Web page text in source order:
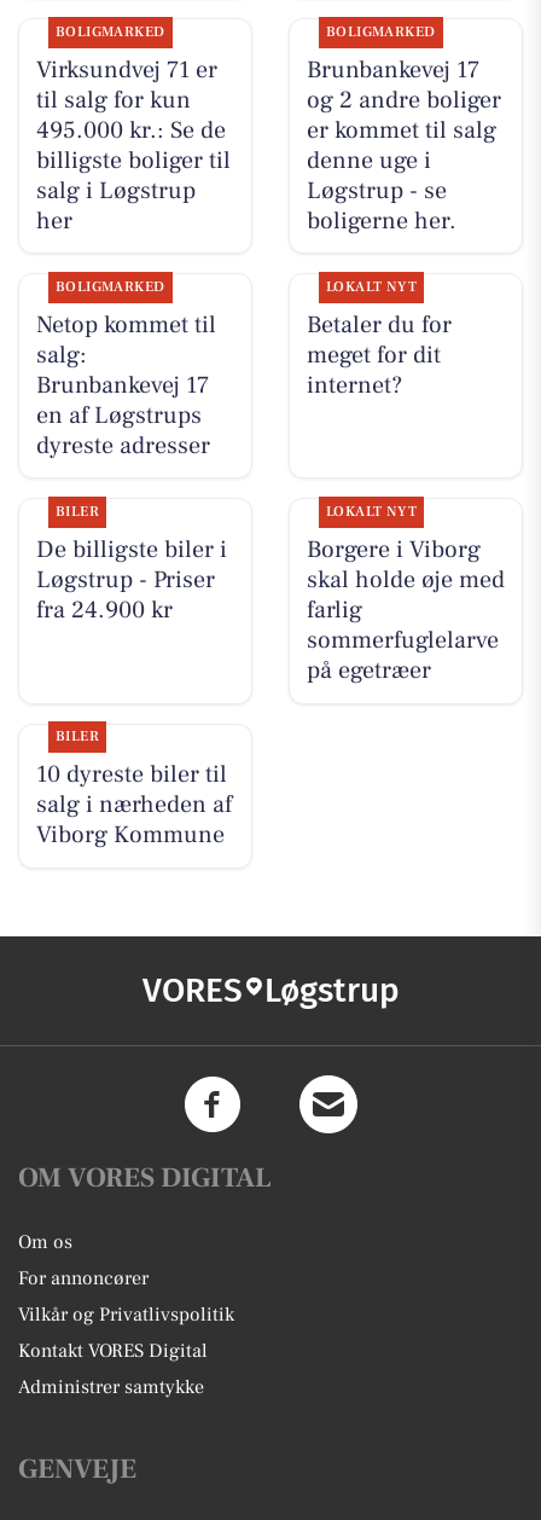
BOLIGMARKED
Virksundvej 71 er
til salg for kun
495.000 kr.: Se de
billigste boliger til
salg i Løgstrup
her
BOLIGMARKED
Brunbankevej 17
og 2 andre boliger
er kommet til salg
denne uge i
Løgstrup - se
boligerne her.
BOLIGMARKED
Netop kommet til
salg:
Brunbankevej 17
en af Løgstrups
dyreste adresser
LOKALT NYT
Betaler du for
meget for dit
internet?
BILER
De billigste biler i
Løgstrup - Priser
fra 24.900 kr
LOKALT NYT
Borgere i Viborg
skal holde øje med
farlig
sommerfuglelarve
på egetræer
BILER
10 dyreste biler til
salg i nærheden af
Viborg Kommune
VORES Løgstrup
OM VORES DIGITAL
Om os
For annoncører
Vilkår og Privatlivspolitik
Kontakt VORES Digital
Administrer samtykke
GENVEJE